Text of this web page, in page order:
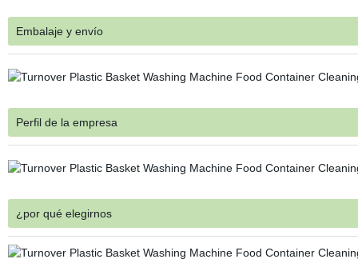
Embalaje y envío
Perfil de la empresa
¿por qué elegirnos